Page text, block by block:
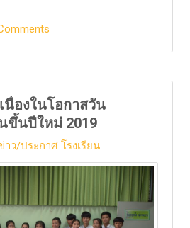
นื่องในโอกาสวัน
ขึ้นปีใหม่ 2019
าว/ประกาศ โรงเรียน